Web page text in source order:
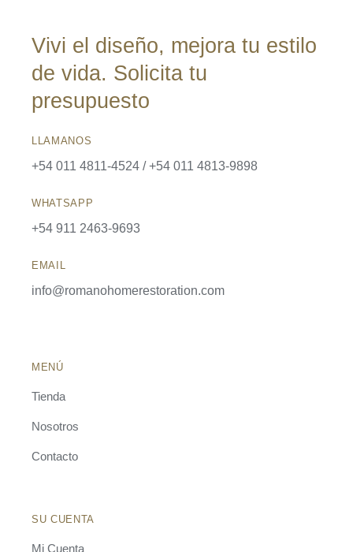
Vivi el diseño, mejora tu estilo
de vida. Solicita tu
presupuesto
LLAMANOS
+54 011 4811-4524 / +54 011 4813-9898
WHATSAPP
+54 911 2463-9693
EMAIL
info@romanohomerestoration.com
MENÚ
Tienda
Nosotros
Contacto
SU CUENTA
Mi Cuenta